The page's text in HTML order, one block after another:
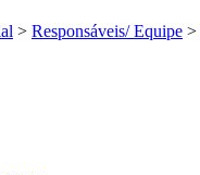
> Responsáveis/ Equipe >